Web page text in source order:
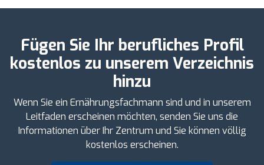
Fügen Sie Ihr berufliches Profil
kostenlos zu unserem Verzeichnis
hinzu
Wenn Sie ein Ernährungsfachmann sind und in unserem
Leitfaden erscheinen möchten, senden Sie uns die
Informationen über Ihr Zentrum und Sie können völlig
kostenlos erscheinen.